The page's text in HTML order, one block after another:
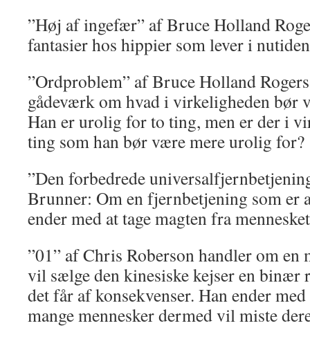
”Høj af ingefær” af Bruce Holland
fantasier hos hippier som lever i
”Ordproblem” af Bruce Holland
gådeværk om hvad i virkelig­heden bør
Han er urolig for to ting, men er der i
ting som han bør være mere urolig for?
”Den forbedrede
Brunner: Om en fjernbetjening som er
ender med at tage magten fra
”01” af Chris Roberson handler om en
vil sælge den kinesiske kejser en binær
det får af konsekvenser. Han ender
mange mennesker dermed vil miste